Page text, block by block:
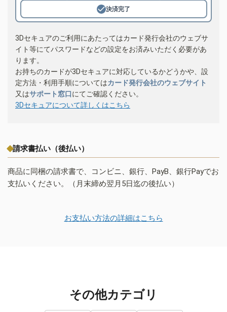
決済完了
3Dセキュアのご利用にあたってはカード発行会社のウェブサ
イト等にてパスワードなどの設定をお済みいただく必要があ
ります。
お持ちのカードが3Dセキュアに対応しているかどうかや、設
定方法・利用手順についてはカード発行会社のウェブサイト
又はサポート窓口にてご確認ください。
3Dセキュアについて詳しくはこちら
請求書払い（後払い）
商品に同梱の請求書で、コンビニ、銀行、PayB、銀行Payでお
支払いください。（月末締め翌月5日迄の後払い）
お支払い方法の詳細はこちら
その他カテゴリ